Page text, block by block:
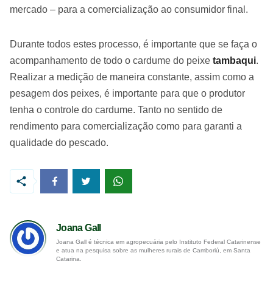
mercado – para a comercialização ao consumidor final.
Durante todos estes processo, é importante que se faça o
acompanhamento de todo o cardume do peixe tambaqui.
Realizar a medição de maneira constante, assim como a
pesagem dos peixes, é importante para que o produtor
tenha o controle do cardume. Tanto no sentido de
rendimento para comercialização como para garanti a
qualidade do pescado.
Joana Gall
Joana Gall é técnica em agropecuária pelo Instituto Federal Catarinense
e atua na pesquisa sobre as mulheres rurais de Camboriú, em Santa
Catarina.